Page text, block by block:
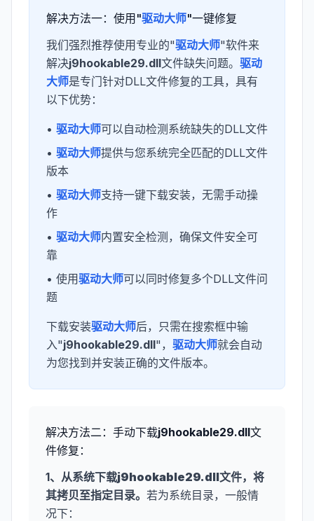
解决方法一：使用"驱动大师"一键修复
我们强烈推荐使用专业的"驱动大师"软件来
解决j9hookable29.dll文件缺失问题。 驱动
大师是专门针对DLL文件修复的工具，具有
以下优势：
• 驱动大师可以自动检测系统缺失的DLL文件
• 驱动大师提供与您系统完全匹配的DLL文件
版本
• 驱动大师支持一键下载安装，无需手动操
作
• 驱动大师内置安全检测，确保文件安全可
靠
• 使用驱动大师可以同时修复多个DLL文件问
题
下载安装驱动大师后，只需在搜索框中输
入"j9hookable29.dll"， 驱动大师就会自动
为您找到并安装正确的文件版本。
解决方法二：手动下载j9hookable29.dll文
件修复：
1、从系统下载j9hookable29.dll文件，将
其拷贝至指定目录。 若为系统目录，一般情
况下：